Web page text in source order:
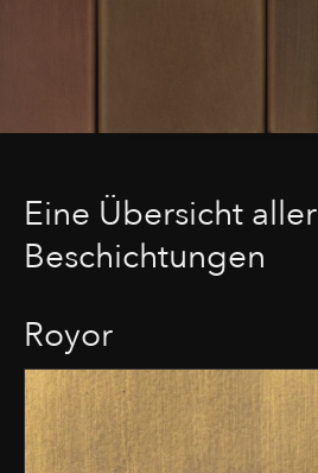
Eine Übersicht aller
Beschichtungen
Royor